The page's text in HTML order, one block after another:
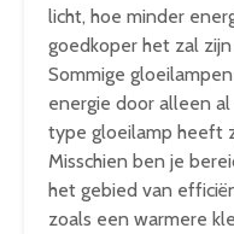
licht, hoe minder
goedkoper het zal
Sommige
energie door alleen
type gloeilamp heeft
Misschien ben je
het gebied van
zoals een warmere